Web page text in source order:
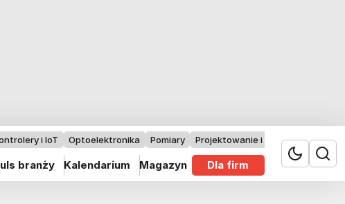
i IoT Optoelektronika Pomiary Projektowanie i badania
branży Kalendarium Magazyn Dla firm